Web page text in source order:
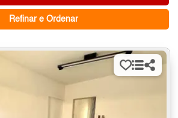
Refinar e Ordenar